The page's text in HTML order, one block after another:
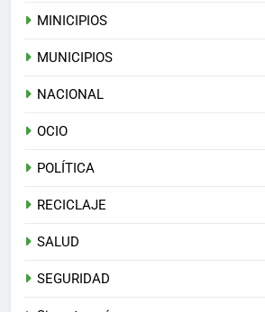
MINICIPIOS
MUNICIPIOS
NACIONAL
OCIO
POLÍTICA
RECICLAJE
SALUD
SEGURIDAD